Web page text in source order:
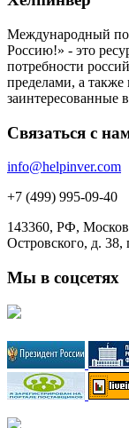
Международный
Россию!» - это
потребности
пределами, а
заинтересованные
Связаться с
info@helpinver.com
+7 (499) 995-09-40
143360, РФ,
Островского, д. 38,
Мы в соцсетях